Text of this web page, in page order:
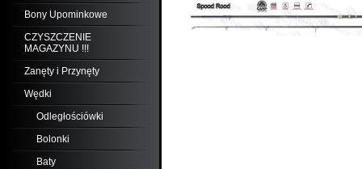
Bony Upominkowe
CZYSZCZENIE
MAGAZYNU !!!
Zanęty i Przynęty
Wędki
Odległościówki
Bolonki
Baty